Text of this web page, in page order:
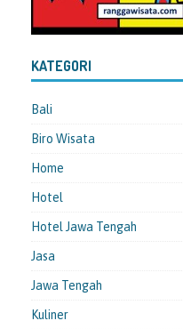
KATEGORI
Bali
Biro Wisata
Home
Hotel
Hotel Jawa Tengah
Jasa
Jawa Tengah
Kuliner